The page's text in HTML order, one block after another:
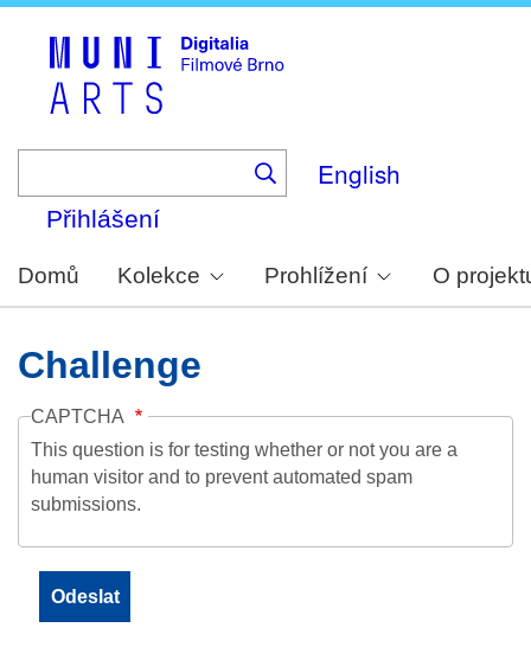
English
Přihlášení
Domů Kolekce Prohlížení O
Challenge
CAPTCHA
This question is for testing whether or not you are a
human visitor and to prevent automated spam
submissions.